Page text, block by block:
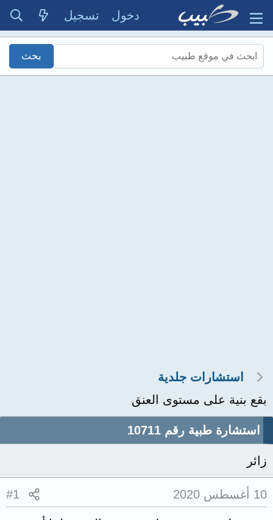
دخول تسجيل
استشارات جلدية
بقع بنية على مستوى العنق
استشارة طبية رقم 10711
زائر
10 أغسطس 2020 #1